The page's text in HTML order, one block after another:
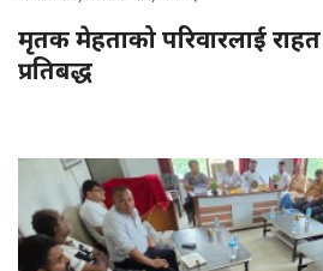
मृतक मेहताको परिवारलाई
प्रतिबद्ध